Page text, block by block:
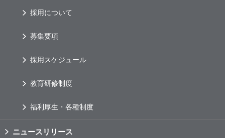
採用について
募集要項
採用スケジュール
教育研修制度
福利厚生・各種制度
ニュースリリース